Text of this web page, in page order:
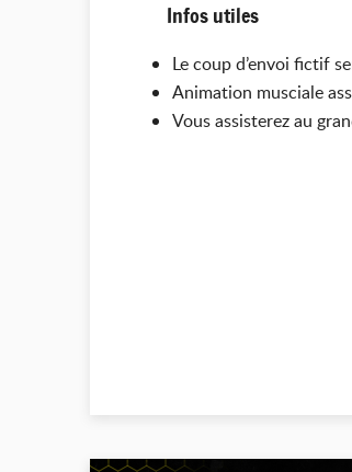
Infos utiles
Le coup d’envoi fictif
Animation musciale
Vous assisterez au